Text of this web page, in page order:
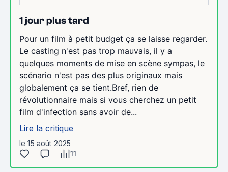
1 jour plus tard
Pour un film à petit budget ça se laisse regarder.
Le casting n'est pas trop mauvais, il y a
quelques moments de mise en scène sympas, le
scénario n'est pas des plus originaux mais
globalement ça se tient.Bref, rien de
révolutionnaire mais si vous cherchez un petit
film d'infection sans avoir de...
Lire la critique
le 15 août 2025
11